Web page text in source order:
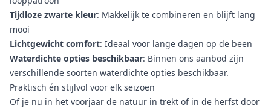
Tijdloze zwarte kleur: Makkelijk te combineren en blijft lang
mooi
Lichtgewicht comfort: Ideaal voor lange dagen op de been
Waterdichte opties beschikbaar: Binnen ons aanbod zijn
verschillende soorten waterdichte opties beschikbaar.
Praktisch én stijlvol voor elk seizoen
Of je nu in het voorjaar de natuur in trekt of in de herfst door